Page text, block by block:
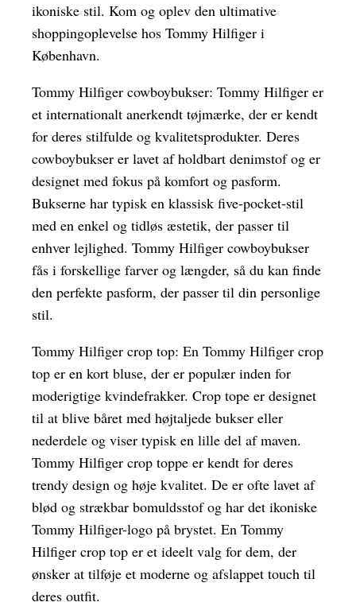
ikoniske stil. Kom og oplev den ultimative
shoppingoplevelse hos Tommy Hilfiger i
København.
Tommy Hilfiger cowboybukser: Tommy Hilfiger er
et internationalt anerkendt tøjmærke, der er kendt
for deres stilfulde og kvalitetsprodukter. Deres
cowboybukser er lavet af holdbart denimstof og er
designet med fokus på komfort og pasform.
Bukserne har typisk en klassisk five-pocket-stil
med en enkel og tidløs æstetik, der passer til
enhver lejlighed. Tommy Hilfiger cowboybukser
fås i forskellige farver og længder, så du kan finde
den perfekte pasform, der passer til din personlige
stil.
Tommy Hilfiger crop top: En Tommy Hilfiger crop
top er en kort bluse, der er populær inden for
moderigtige kvindefrakker. Crop tope er designet
til at blive båret med højtaljede bukser eller
nederdele og viser typisk en lille del af maven.
Tommy Hilfiger crop toppe er kendt for deres
trendy design og høje kvalitet. De er ofte lavet af
blød og strækbar bomuldsstof og har det ikoniske
Tommy Hilfiger-logo på brystet. En Tommy
Hilfiger crop top er et ideelt valg for dem, der
ønsker at tilføje et moderne og afslappet touch til
deres outfit.